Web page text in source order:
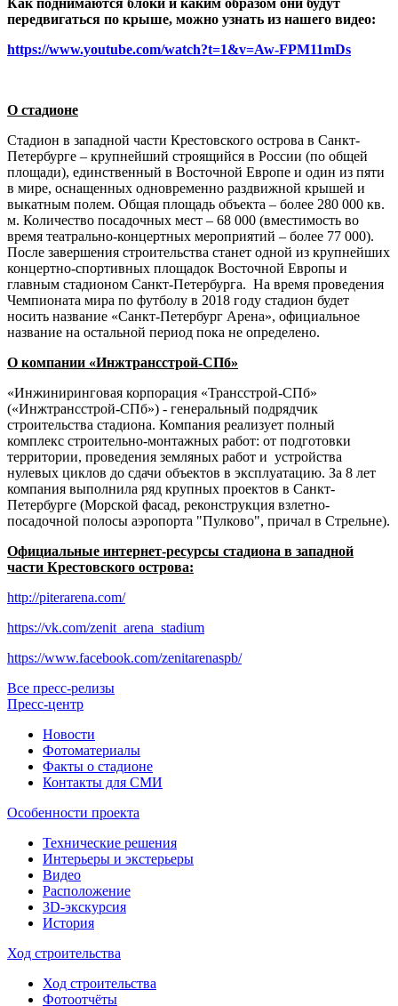
Как поднимаются блоки и каким образом они будут
передвигаться по крыше, можно узнать из нашего видео:
https://www.youtube.com/watch?t=1&v=Aw-FPM11mDs
О стадионе
Стадион в западной части Крестовского острова в Санкт-
Петербурге – крупнейший строящийся в России (по общей
площади), единственный в Восточной Европе и один из пяти
в мире, оснащенных одновременно раздвижной крышей и
выкатным полем. Общая площадь объекта – более 280 000 кв.
м. Количество посадочных мест – 68 000 (вместимость во
время театрально-концертных мероприятий – более 77 000).
После завершения строительства станет одной из крупнейших
концертно-спортивных площадок Восточной Европы и
главным стадионом Санкт-Петербурга. На время проведения
Чемпионата мира по футболу в 2018 году стадион будет
носить название «Санкт-Петербург Арена», официальное
название на остальной период пока не определено.
О компании «Инжтрансстрой-СПб»
«Инжиниринговая корпорация «Трансстрой-СПб»
(«Инжтрансстрой-СПб») - генеральный подрядчик
строительства стадиона. Компания реализует полный
комплекс строительно-монтажных работ: от подготовки
территории, проведения земляных работ и устройства
нулевых циклов до сдачи объектов в эксплуатацию. За 8 лет
компания выполнила ряд крупных проектов в Санкт-
Петербурге (Морской фасад, реконструкция взлетно-
посадочной полосы аэропорта "Пулково", причал в Стрельне).
Официальные интернет-ресурсы стадиона в западной
части Крестовского острова:
http://piterarena.com/
https://vk.com/zenit_arena_stadium
https://www.facebook.com/zenitarenaspb/
Все пресс-релизы
Пресс-центр
Новости
Фотоматериалы
Факты о стадионе
Контакты для СМИ
Особенности проекта
Технические решения
Интерьеры и экстерьеры
Видео
Расположение
3D-экскурсия
История
Ход строительства
Ход строительства
Фотоотчёты